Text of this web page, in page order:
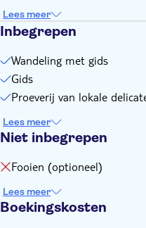
Lees meer
Inbegrepen
Wandeling met gids
Gids
Proeverij van lokale
Lees meer
Niet inbegrepen
Fooien (optioneel)
Lees meer
Boekingskosten